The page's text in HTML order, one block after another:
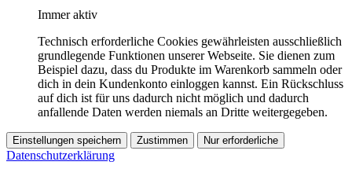
Immer aktiv
Technisch erforderliche Cookies gewährleisten ausschließlich
grundlegende Funktionen unserer Webseite. Sie dienen zum
Beispiel dazu, dass du Produkte im Warenkorb sammeln oder
dich in dein Kundenkonto einloggen kannst. Ein Rückschluss
auf dich ist für uns dadurch nicht möglich und dadurch
anfallende Daten werden niemals an Dritte weitergegeben.
Einstellungen speichern Zustimmen Nur erforderliche
Datenschutzerklärung